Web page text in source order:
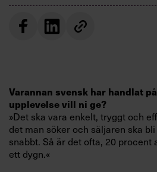
Annonsera
Villkor och policy för
personuppgiftsbehandling
Sök
efter:
Varannan svensk har handlat
upplevelse vill ni ge?
»Det ska vara enkelt, tryggt och
det man söker och säljaren ska
snabbt. Så är det ofta, 20 procent
ett dygn.«